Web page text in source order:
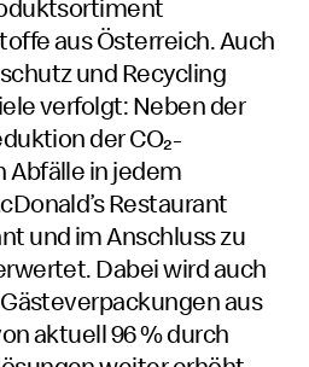
aus Österreich. Auch
und Recycling
verfolgt: Neben der
der CO₂-
Abfälle in jedem
Restaurant
und im Anschluss zu
Dabei wird auch
aus
aktuell 96 % durch